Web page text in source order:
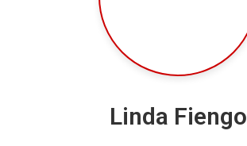
Linda Fiengo